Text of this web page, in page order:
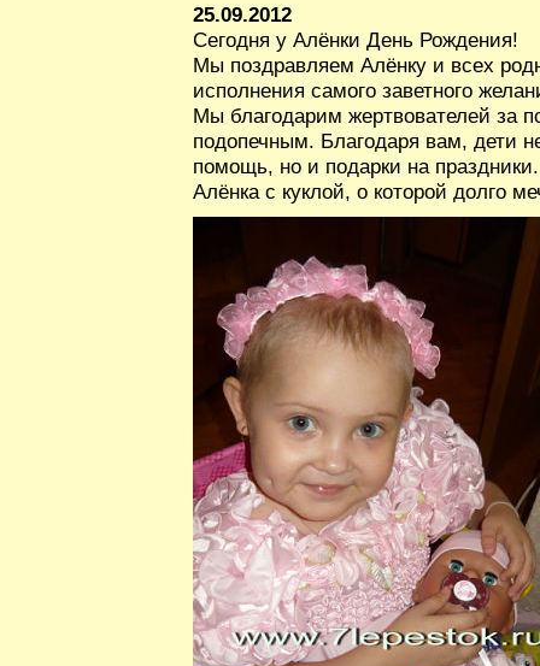
25.09.2012
Сегодня у Алёнки День Рождения!
Мы поздравляем Алёнку и всех
исполнения самого заветного
Мы благодарим жертвователей за
подопечным. Благодаря вам, дети
помощь, но и подарки на
Алёнка с куклой, о которой долго